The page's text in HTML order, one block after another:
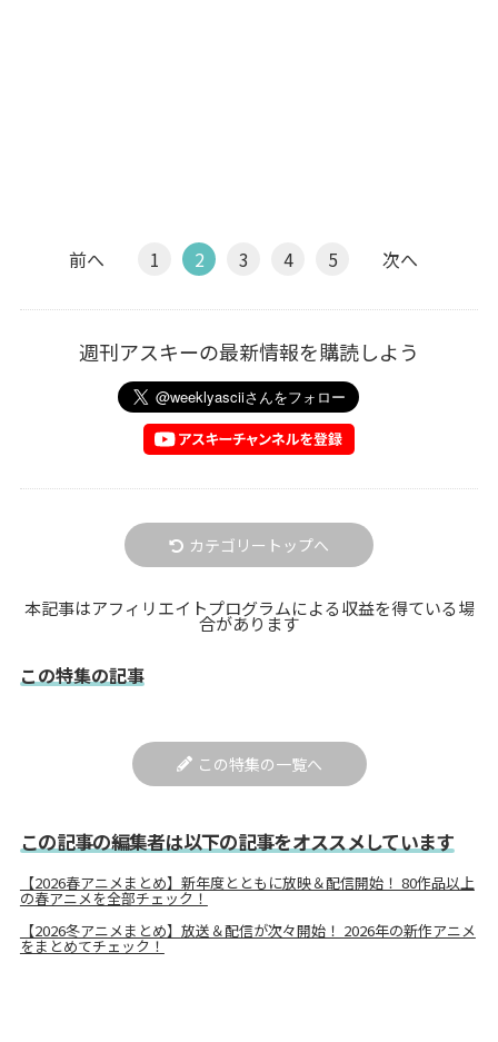
前へ 1 2 3 4 5 次へ
週刊アスキーの最新情報を購読しよう
カテゴリートップへ
本記事はアフィリエイトプログラムによる収益を得ている場
合があります
この特集の記事
この特集の一覧へ
この記事の編集者は以下の記事をオススメしています
【2026春アニメまとめ】新年度とともに放映＆配信開始！ 80作品以上
の春アニメを全部チェック！
【2026冬アニメまとめ】放送＆配信が次々開始！ 2026年の新作アニメ
をまとめてチェック！